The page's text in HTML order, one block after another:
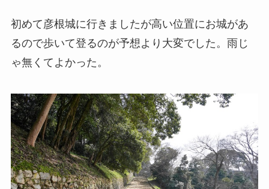
初めて彦根城に行きましたが高い位置にお城があ
るので歩いて登るのが予想より大変でした。雨じ
ゃ無くてよかった。